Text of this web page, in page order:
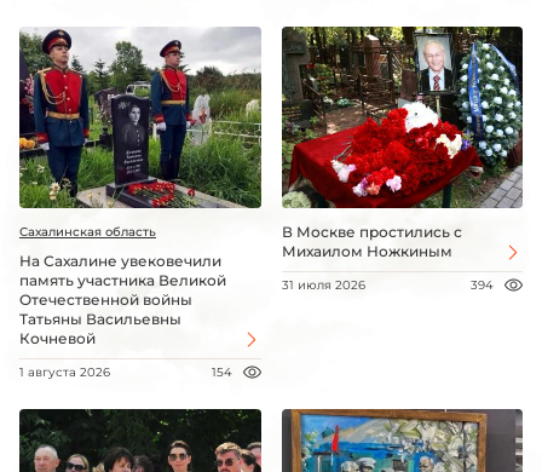
Сахалинская область
На Сахалине увековечили
память участника Великой
Отечественной войны
Татьяны Васильевны
Кочневой
1 августа 2026 154
В Москве простились с
Михаилом Ножкиным
31 июля 2026 394